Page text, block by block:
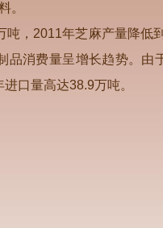
。
，2011年芝麻产量降低
品消费量呈增长趋势。由
口量高达38.9万吨。